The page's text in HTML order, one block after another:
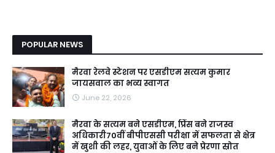
POPULAR NEWS
मैरवा रेलवे स्टेशन पर एसडीएम सत्यम कुमार
जायसवाल का भव्य स्वागत
June 22, 2026
मैरवा के सत्यम बने एसडीएम, प्रिंस बने राजस्व
अधिकारी70वीं बीपीएससी परीक्षा में सफलता से क्षेत्र
में खुशी की लहर, युवाओं के लिए बने प्रेरणा स्रोत